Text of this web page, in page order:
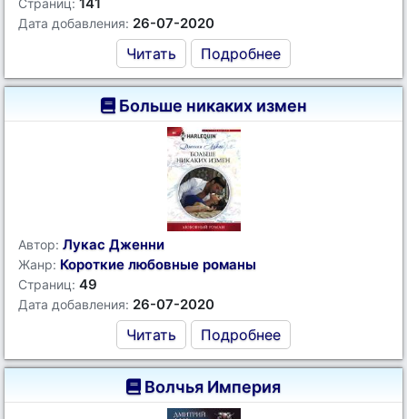
Страниц:
Дата добавления: 26-07-2020
Читать Подробнее
Больше никаких измен
Автор: Лукас Дженни
Жанр: Короткие любовные романы
Страниц: 49
Дата добавления: 26-07-2020
Читать Подробнее
Волчья Империя